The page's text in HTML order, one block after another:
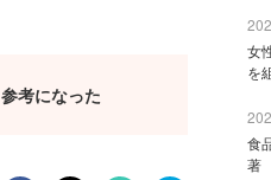
参考になった
女
を
食
著